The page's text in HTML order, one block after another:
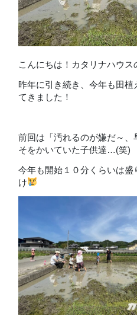
こんにちは！カタリナハウス
昨年に引き続き、今年も田植
てきました！
前回は「汚れるのが嫌だ～
そをかいていた子供達…(笑)
今年も開始１０分くらいは
け